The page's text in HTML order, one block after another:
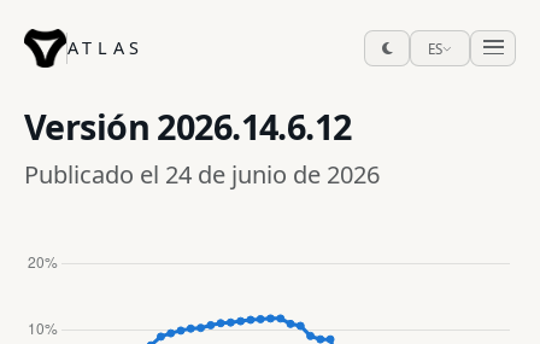
ATLAS ES
Versión 2026.14.6.12
Publicado el 24 de junio de 2026